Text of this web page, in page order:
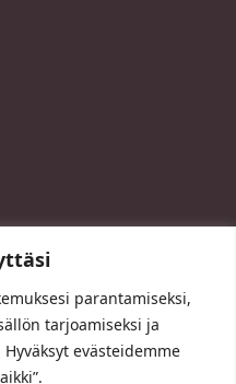
parantamiseksi,
tarjoamiseksi ja
evästeidemme